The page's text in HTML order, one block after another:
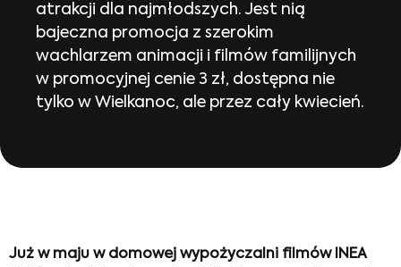
atrakcji dla najmłodszych. Jest nią
bajeczna promocja z szerokim
wachlarzem animacji i filmów familijnych
w promocyjnej cenie 3 zł, dostępna nie
tylko w Wielkanoc, ale przez cały kwiecień.
Już w maju w domowej wypożyczalni filmów INEA